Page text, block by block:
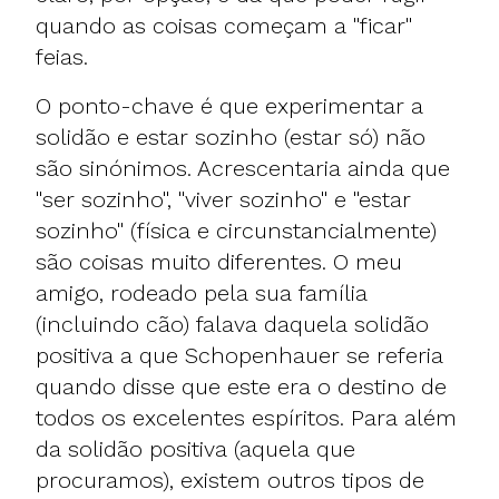
quando as coisas começam a "ficar"
feias.
O ponto-chave é que experimentar a
solidão e estar sozinho (estar só) não
são sinónimos. Acrescentaria ainda que
"ser sozinho", "viver sozinho" e "estar
sozinho" (física e circunstancialmente)
são coisas muito diferentes. O meu
amigo, rodeado pela sua família
(incluindo cão) falava daquela solidão
positiva a que Schopenhauer se referia
quando disse que este era o destino de
todos os excelentes espíritos. Para além
da solidão positiva (aquela que
procuramos), existem outros tipos de